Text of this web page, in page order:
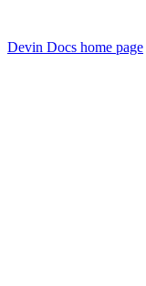
Devin Docs home page